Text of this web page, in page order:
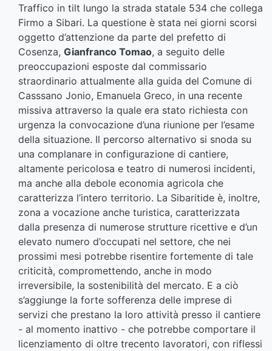
Traffico in tilt lungo la strada statale 534 che collega
Firmo a Sibari. La questione è stata nei giorni scorsi
oggetto d’attenzione da parte del prefetto di
Cosenza, Gianfranco Tomao, a seguito delle
preoccupazioni esposte dal commissario
straordinario attualmente alla guida del Comune di
Casssano Jonio, Emanuela Greco, in una recente
missiva attraverso la quale era stato richiesta con
urgenza la convocazione d’una riunione per l’esame
della situazione. Il percorso alternativo si snoda su
una complanare in configurazione di cantiere,
altamente pericolosa e teatro di numerosi incidenti,
ma anche alla debole economia agricola che
caratterizza l’intero territorio. La Sibaritide è, inoltre,
zona a vocazione anche turistica, caratterizzata
dalla presenza di numerose strutture ricettive e d’un
elevato numero d’occupati nel settore, che nei
prossimi mesi potrebbe risentire fortemente di tale
criticità, compromettendo, anche in modo
irreversibile, la sostenibilità del mercato. E a ciò
s’aggiunge la forte sofferenza delle imprese di
servizi che prestano la loro attività presso il cantiere
- al momento inattivo - che potrebbe comportare il
licenziamento di oltre trecento lavoratori, con riflessi